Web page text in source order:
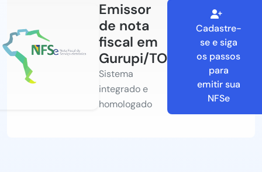
Emissor
de nota
fiscal em
Gurupi/TO
Sistema
integrado e
homologado
Cadastre-
se e siga
os passos
para
emitir sua
NFSe